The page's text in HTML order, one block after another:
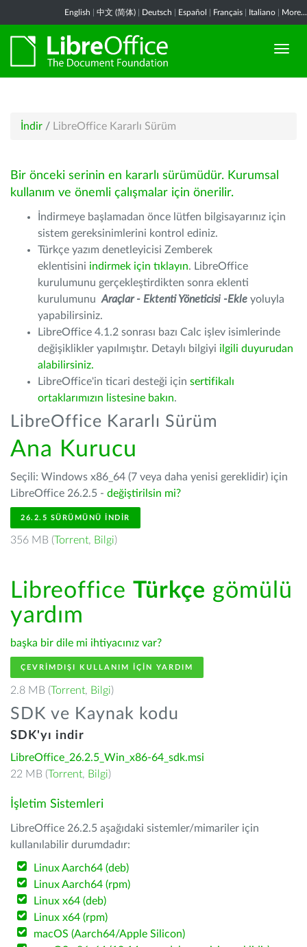
English 中文 (简体) Deutsch Español Français Italiano More...
İndir / LibreOffice Kararlı Sürüm
Bir önceki serinin en kararlı sürümüdür. Kurumsal
kullanım ve önemli çalışmalar için önerilir.
İndirmeye başlamadan önce lütfen bilgisayarınız için
sistem gereksinimlerini kontrol ediniz.
Türkçe yazım denetleyicisi Zemberek
eklentisini indirmek için tıklayın. LibreOffice
kurulumunu gerçekleştirdikten sonra eklenti
kurulumunu Araçlar - Ektenti Yöneticisi -Ekle yoluyla
yapabilirsiniz.
LibreOffice 4.1.2 sonrası bazı Calc işlev isimlerinde
değişiklikler yapılmıştır. Detaylı bilgiyi ilgili duyurudan
alabilirsiniz.
LibreOffice'in ticari desteği için sertifikalı
ortaklarımızın listesine bakın.
LibreOffice Kararlı Sürüm
Ana Kurucu
Seçili: Windows x86_64 (7 veya daha yenisi gereklidir) için
LibreOffice 26.2.5 - değiştirilsin mi?
26.2.5 SÜRÜMÜNÜ İNDIR
356 MB (Torrent, Bilgi)
Libreoffice Türkçe gömülü
yardım
başka bir dile mi ihtiyacınız var?
ÇEVRIMDIŞI KULLANIM IÇIN YARDIM
2.8 MB (Torrent, Bilgi)
SDK ve Kaynak kodu
SDK'yı indir
LibreOffice_26.2.5_Win_x86-64_sdk.msi
22 MB (Torrent, Bilgi)
İşletim Sistemleri
LibreOffice 26.2.5 aşağıdaki sistemler/mimariler için
kullanılabilir durumdadır:
Linux Aarch64 (deb)
Linux Aarch64 (rpm)
Linux x64 (deb)
Linux x64 (rpm)
macOS (Aarch64/Apple Silicon)